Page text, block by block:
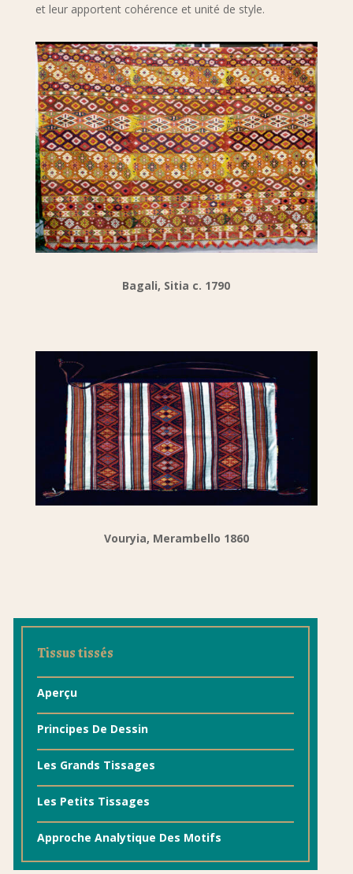
et leur apportent cohérence et unité de style.
Bagali, Sitia c. 1790
Vouryia, Merambello 1860
Tissus tissés
Aperçu
Principes De Dessin
Les Grands Tissages
Les Petits Tissages
Approche Analytique Des Motifs